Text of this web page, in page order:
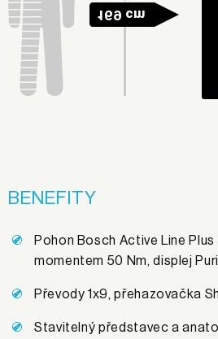
169 cm
BENEFITY
Pohon Bosch Active Line
momentem 50 Nm, displej
Převody 1x9, přehazovačka
Stavitelný představec a